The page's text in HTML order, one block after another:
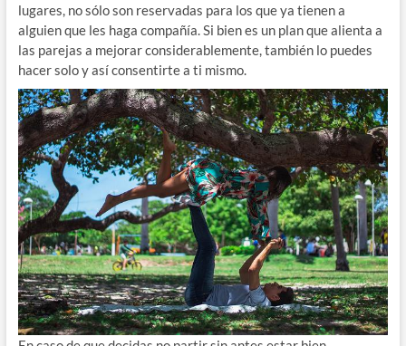
lugares, no sólo son reservadas para los que ya tienen a
alguien que les haga compañía. Si bien es un plan que alienta a
las parejas a mejorar considerablemente, también lo puedes
hacer solo y así consentirte a ti mismo.